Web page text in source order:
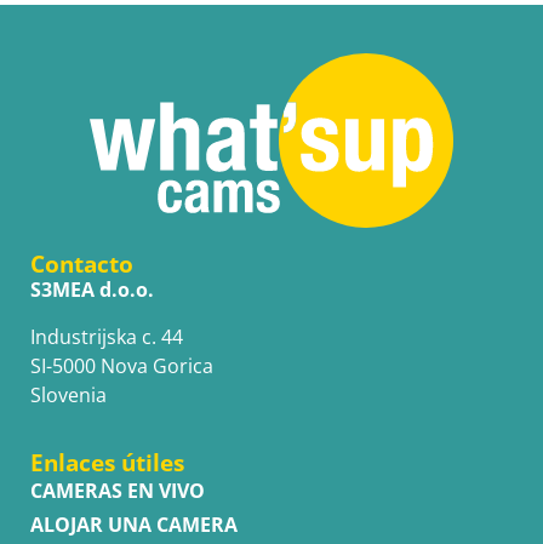
Contacto
S3MEA d.o.o.
Industrijska c. 44
SI-5000 Nova Gorica
Slovenia
Enlaces útiles
CAMERAS EN VIVO
ALOJAR UNA CAMERA